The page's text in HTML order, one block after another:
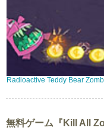
Radioactive Teddy Bear
無料ゲーム『Kill All